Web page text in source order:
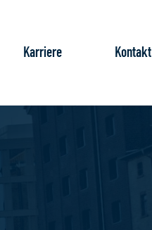
Karriere Kontakt